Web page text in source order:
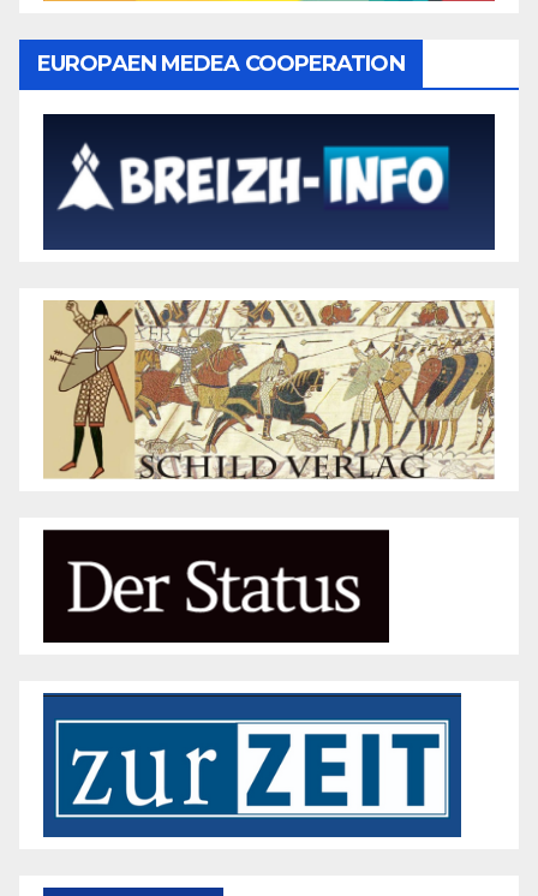
EUROPAEN MEDEA COOPERATION